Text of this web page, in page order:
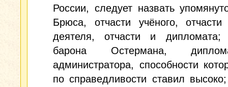
России, следует назвать
Брюса, отчасти учёного, отчасти
деятеля, отчасти и
барона Остермана,
администратора, способности
по справедливости ставил